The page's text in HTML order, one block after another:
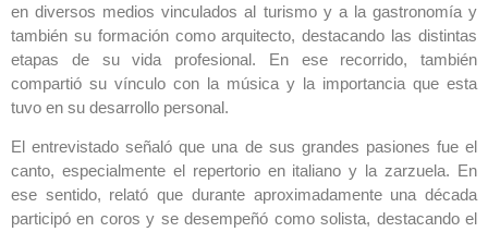
en diversos medios vinculados al turismo y a la gastronomía y
también su formación como arquitecto, destacando las distintas
etapas de su vida profesional. En ese recorrido, también
compartió su vínculo con la música y la importancia que esta
tuvo en su desarrollo personal.
El entrevistado señaló que una de sus grandes pasiones fue el
canto, especialmente el repertorio en italiano y la zarzuela. En
ese sentido, relató que durante aproximadamente una década
participó en coros y se desempeñó como solista, destacando el